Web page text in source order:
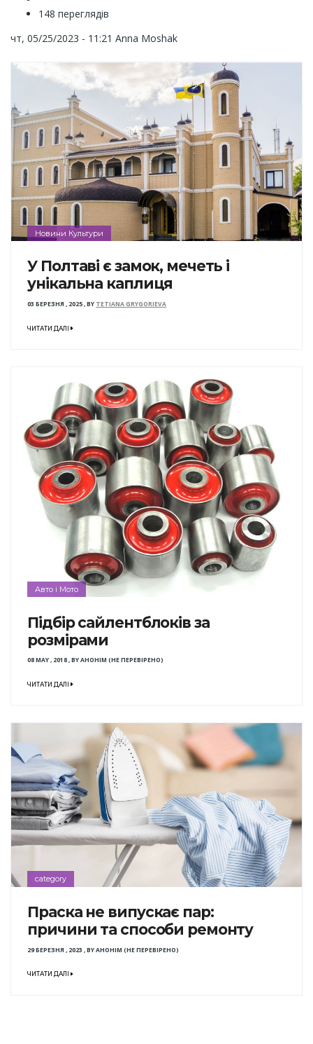
148 переглядів
чт, 05/25/2023 - 11:21 Anna Moshak
Новини Культури
У Полтаві є замок, мечеть і
унікальна каплиця
03 БЕРЕЗНЯ , 2025,BY TETIANA GRYGORIEVA
ЧИТАТИ ДАЛІ
Авто і Мото
Підбір сайлентблоків за
розмірами
08 MAY , 2018,BYАНОНІМ (НЕ ПЕРЕВІРЕНО)
ЧИТАТИ ДАЛІ
category
Праска не випускає пар:
причини та способи ремонту
29 БЕРЕЗНЯ , 2023 ,BYАНОНІМ (НЕ ПЕРЕВІРЕНО)
ЧИТАТИ ДАЛІ